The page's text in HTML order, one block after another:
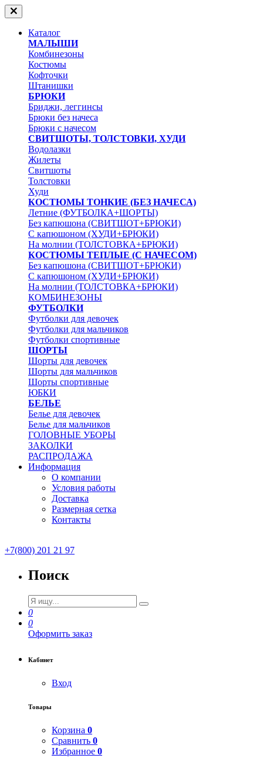
Каталог
МАЛЫШИ
Комбинезоны
Костюмы
Кофточки
Штанишки
БРЮКИ
Бриджи, леггинсы
Брюки без начеса
Брюки с начесом
СВИТШОТЫ, ТОЛСТОВКИ, ХУДИ
Водолазки
Жилеты
Свитшоты
Толстовки
Худи
КОСТЮМЫ ТОНКИЕ (БЕЗ НАЧЕСА)
Летние (ФУТБОЛКА+ШОРТЫ)
Без капюшона (СВИТШОТ+БРЮКИ)
С капюшоном (ХУДИ+БРЮКИ)
На молнии (ТОЛСТОВКА+БРЮКИ)
КОСТЮМЫ ТЕПЛЫЕ (С НАЧЕСОМ)
Без капюшона (СВИТШОТ+БРЮКИ)
С капюшоном (ХУДИ+БРЮКИ)
На молнии (ТОЛСТОВКА+БРЮКИ)
КОМБИНЕЗОНЫ
ФУТБОЛКИ
Футболки для девочек
Футболки для мальчиков
Футболки спортивные
ШОРТЫ
Шорты для девочек
Шорты для мальчиков
Шорты спортивные
ЮБКИ
БЕЛЬЕ
Белье для девочек
Белье для мальчиков
ГОЛОВНЫЕ УБОРЫ
ЗАКОЛКИ
РАСПРОДАЖА
Информация
О компании
Условия работы
Доставка
Размерная сетка
Контакты
+7(800) 201 21 97
Поиск
0
0
Оформить заказ
Кабинет
Вход
Товары
Корзина 0
Сравнить 0
Избранное 0